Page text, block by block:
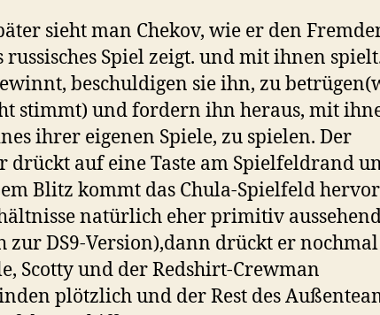
sieht man Chekov, wie er den
russisches Spiel zeigt. und mit ihnen
beschuldigen sie ihn, zu
stimmt) und fordern ihn heraus, mit
ihrer eigenen Spiele, zu spielen. Der
drückt auf eine Taste am Spielfeldrand
Blitz kommt das Chula-Spielfeld
natürlich eher primitiv
zur DS9-Version),dann drückt er
Scotty und der Redshirt-Crewman
plötzlich und der Rest des